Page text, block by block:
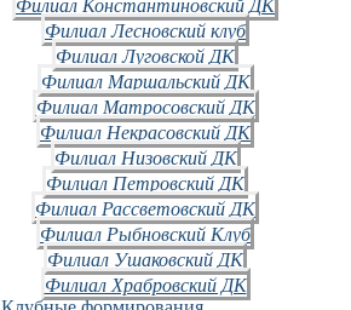
Филиал Лесновский клуб
Филиал Луговской ДК
Филиал Маршальский ДК
Филиал Матросовский ДК
Филиал Некрасовский ДК
Филиал Низовский ДК
Филиал Петровский ДК
Филиал Рассветовский ДК
Филиал Рыбновский Клуб
Филиал Ушаковский ДК
Филиал Храбровский ДК